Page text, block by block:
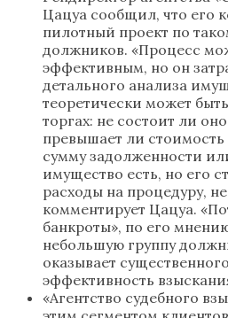
Цацуа сообщил, что его
пилотный проект по
должников. «Процесс
эффективным, но он
детального анализа
теоретически может
торгах: не состоит ли
превышает ли стоимость
сумму задолженности
имущество есть, но его
расходы на процедуру,
комментирует Цацуа.
банкроты», по его
небольшую группу
оказывает
эффективность
«Агентство судебного